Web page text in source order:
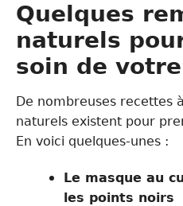
Quelques
naturels
soin de
De nombreuses recettes
naturels existent pour
En voici quelques-unes :
Le masque au
les points noirs